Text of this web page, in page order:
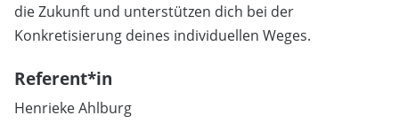
die Zukunft und unterstützen dich bei der
Konkretisierung deines individuellen Weges.
Referent*in
Henrieke Ahlburg